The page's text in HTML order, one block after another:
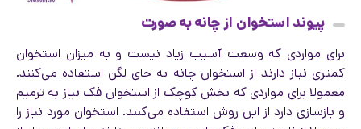
پیوند استخوان از چانه به صورت
برای مواردی که وسعت آسیب زیاد نیست و به میزان استخوان
کمتری نیاز دارند از استخوان چانه به جای لگن استفاده می‌کنند.
معمولا برای مواردی که بخش کوچک از استخوان فک نیاز به ترمیم
و بازسازی دارد از این روش استفاده می‌کنند. استخوان مورد نیاز را